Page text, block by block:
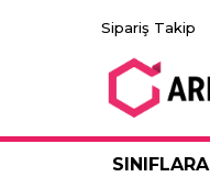
Sipariş Takip
SINIFLARA